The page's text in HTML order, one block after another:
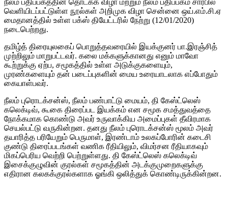
வெளியிடப்பட்டுள்ள நூல்கள் அறிமுக விழா சென்னை ஒய்.எம்.சி.ஏ
மைதானத்தில் உள்ள பக்ஸ் தியேட்டரில் நேற்று (12/01/2020)
நடைபெற்றது.
தமிழ்த் திரையுலகைப் பொறுத்தவரையில் இயக்குனர் பா.இரஞ்சித்
முற்றிலும் மாறுபட்டவர். கலை மக்களுக்கானது எனும் மாவோ
கூற்றுக்கு ஏற்ப, சமூகத்தில் உள்ள அடுக்குகளையும்,
முரண்களையும் தன் படைப்புகளின் மைய உரையாடலாக எப்போதும்
கையாள்பவர்.
நீலம் புரொடக்சன்ஸ், நீலம் பண்பாட்டு மையம், தி கேஸ்ட்லெஸ்
கலெக்டிவ், கூகை திரைப்பட இயக்கம் என சமூக சமத்துவத்தை
நோக்கமாக கொண்டு அவர் உருவாக்கிய அமைப்புகள் தீவிரமாக
செயல்பட்டு வருகின்றன. தனது நீலம் புரொடக்சன்ஸ் மூலம் அவர்
தயாரித்த பரியேறும் பெருமாள், இரண்டாம் உலகப்போரின் கடைசி
குண்டு திரைப்படங்கள் வணிக ரீதியிலும், விமர்சன ரீதியாகவும்
மிகப்பெரிய வெற்றி பெற்றுள்ளது. தி கேஸ்ட்லெஸ் கலெக்டிவ்
இசைக்குழுவின் குரல்கள் சமூகத்தின் அடக்குமுறைகளுக்கு
எதிரான கலகக்குரல்களாக ஓங்கி ஒலித்துக் கொண்டிருக்கின்றன.